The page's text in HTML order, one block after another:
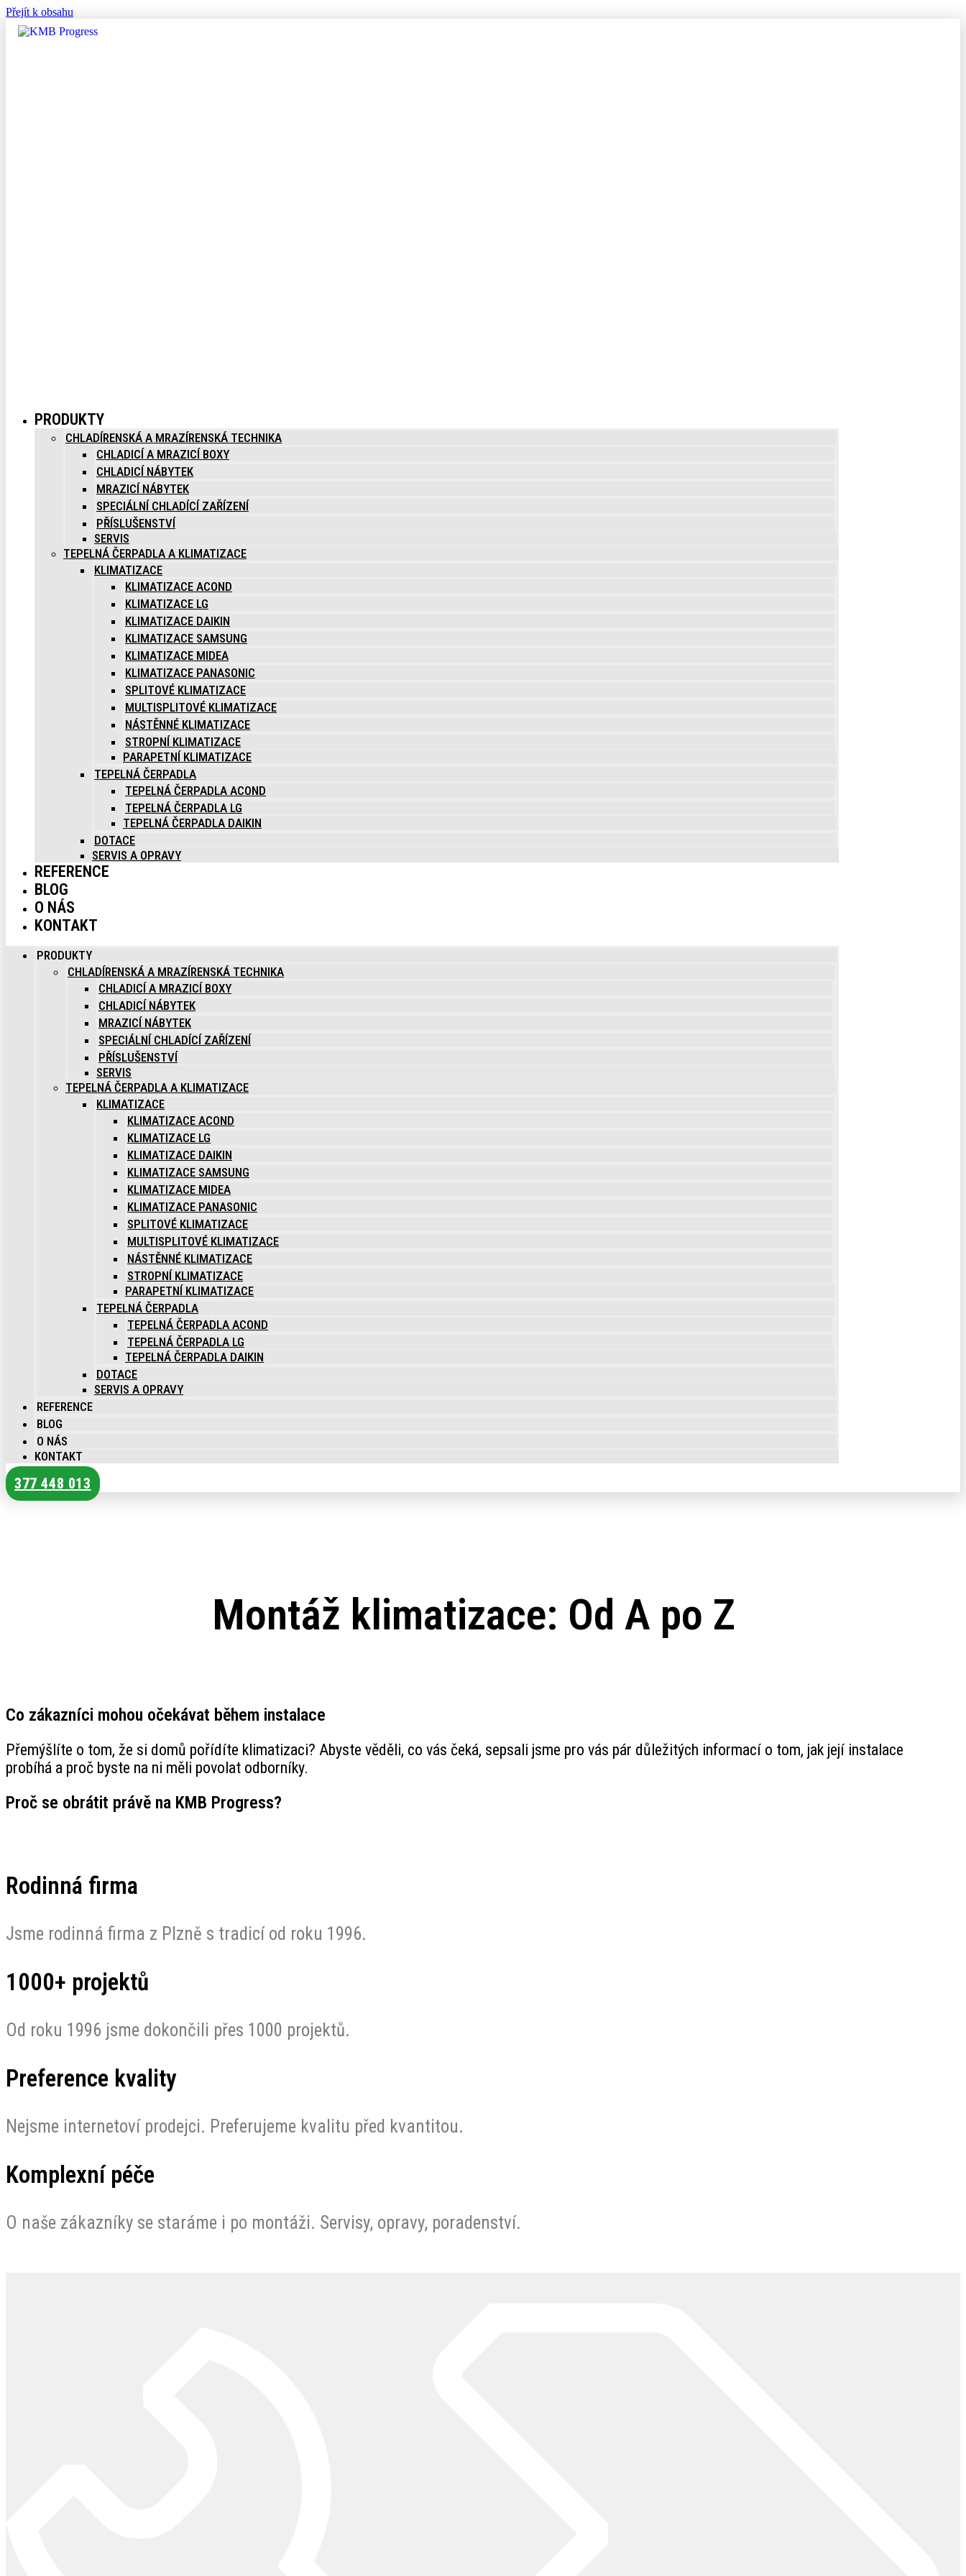
Přejít k obsahu
PRODUKTY
CHLADÍRENSKÁ A MRAZÍRENSKÁ TECHNIKA
CHLADICÍ A MRAZICÍ BOXY
CHLADICÍ NÁBYTEK
MRAZICÍ NÁBYTEK
SPECIÁLNÍ CHLADÍCÍ ZAŘÍZENÍ
PŘÍSLUŠENSTVÍ
SERVIS
TEPELNÁ ČERPADLA A KLIMATIZACE
KLIMATIZACE
KLIMATIZACE ACOND
KLIMATIZACE LG
KLIMATIZACE DAIKIN
KLIMATIZACE SAMSUNG
KLIMATIZACE MIDEA
KLIMATIZACE PANASONIC
SPLITOVÉ KLIMATIZACE
MULTISPLITOVÉ KLIMATIZACE
NÁSTĚNNÉ KLIMATIZACE
STROPNÍ KLIMATIZACE
PARAPETNÍ KLIMATIZACE
TEPELNÁ ČERPADLA
TEPELNÁ ČERPADLA ACOND
TEPELNÁ ČERPADLA LG
TEPELNÁ ČERPADLA DAIKIN
DOTACE
SERVIS A OPRAVY
REFERENCE
BLOG
O NÁS
KONTAKT
PRODUKTY
CHLADÍRENSKÁ A MRAZÍRENSKÁ TECHNIKA
CHLADICÍ A MRAZICÍ BOXY
CHLADICÍ NÁBYTEK
MRAZICÍ NÁBYTEK
SPECIÁLNÍ CHLADÍCÍ ZAŘÍZENÍ
PŘÍSLUŠENSTVÍ
SERVIS
TEPELNÁ ČERPADLA A KLIMATIZACE
KLIMATIZACE
KLIMATIZACE ACOND
KLIMATIZACE LG
KLIMATIZACE DAIKIN
KLIMATIZACE SAMSUNG
KLIMATIZACE MIDEA
KLIMATIZACE PANASONIC
SPLITOVÉ KLIMATIZACE
MULTISPLITOVÉ KLIMATIZACE
NÁSTĚNNÉ KLIMATIZACE
STROPNÍ KLIMATIZACE
PARAPETNÍ KLIMATIZACE
TEPELNÁ ČERPADLA
TEPELNÁ ČERPADLA ACOND
TEPELNÁ ČERPADLA LG
TEPELNÁ ČERPADLA DAIKIN
DOTACE
SERVIS A OPRAVY
REFERENCE
BLOG
O NÁS
KONTAKT
377 448 013
Montáž klimatizace: Od A po Z
Co zákazníci mohou očekávat během instalace
Přemýšlíte o tom, že si domů pořídíte klimatizaci? Abyste věděli, co vás čeká, sepsali jsme pro vás pár důležitých informací o tom, jak její instalace
probíhá a proč byste na ni měli povolat odborníky.
Proč se obrátit právě na KMB Progress?
Rodinná firma
Jsme rodinná firma z Plzně s tradicí od roku 1996.
1000+ projektů
Od roku 1996 jsme dokončili přes 1000 projektů.
Preference kvality
Nejsme internetoví prodejci. Preferujeme kvalitu před kvantitou.
Komplexní péče
O naše zákazníky se staráme i po montáži. Servisy, opravy, poradenství.